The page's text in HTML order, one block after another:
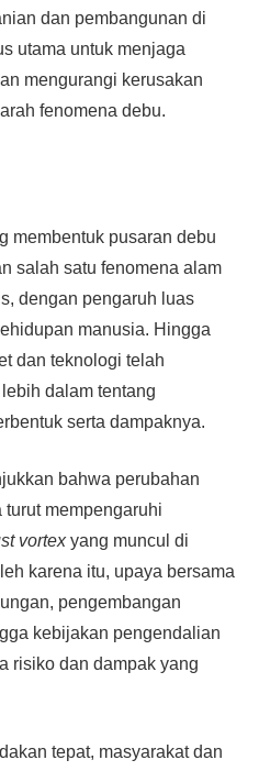
dan pembangunan di
utama untuk menjaga
mengurangi kerusakan
fenomena debu.
membentuk pusaran debu
salah satu fenomena alam
dengan pengaruh luas
manusia. Hingga
dan teknologi telah
dalam tentang
serta dampaknya.
bahwa perubahan
mempengaruhi
vortexyang muncul di
karena itu, upaya bersama
pengembangan
kebijakan pengendalian
risiko dan dampak yang
tepat, masyarakat dan